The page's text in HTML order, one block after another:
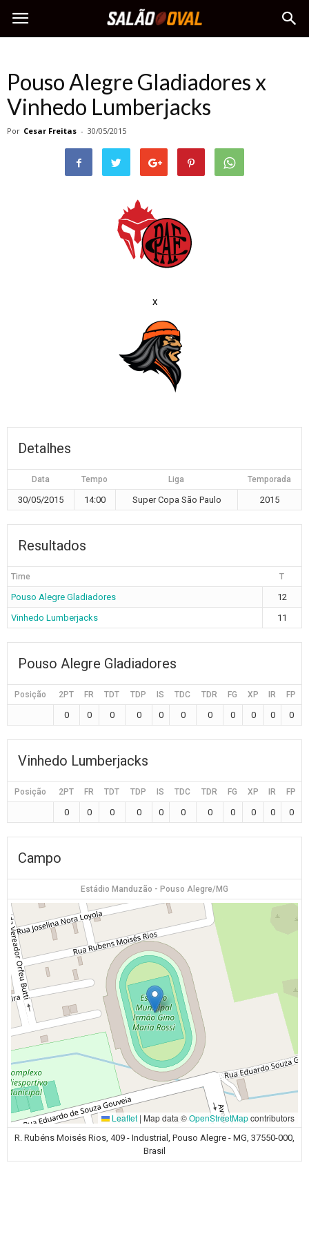
Pouso Alegre Gladiadores x
Vinhedo Lumberjacks
Por Cesar Freitas - 30/05/2015
x
Detalhes
Data Tempo Liga Temporada
30/05/2015 14:00 Super Copa São Paulo 2015
Resultados
Time T
Pouso Alegre Gladiadores
12
Vinhedo Lumberjacks
11
Pouso Alegre Gladiadores
Posição 2PT FR TDT TDP IS TDC TDR FG XP IR FP
0 0 0 0 0 0 0 0 0 0 0
Vinhedo Lumberjacks
Posição 2PT FR TDT TDP IS TDC TDR FG XP IR FP
0 0 0 0 0 0 0 0 0 0 0
Campo
Estádio Manduzão - Pouso Alegre/MG
Leaflet | Map data ©OpenStreetMapcontributors
R. Rubéns Moisés Rios, 409 - Industrial, Pouso Alegre - MG, 37550-000,
Brasil